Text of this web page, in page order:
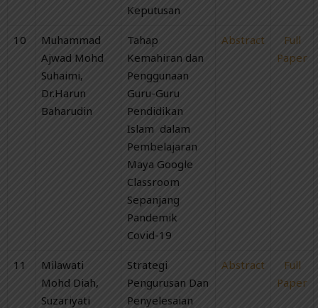
Keputusan
10
Muhammad
Ajwad Mohd
Suhaimi,
Dr.Harun
Baharudin
Tahap
Kemahiran dan
Penggunaan
Guru-Guru
Pendidikan
Islam dalam
Pembelajaran
Maya Google
Classroom
Sepanjang
Pandemik
Covid-19
Abstract
Full
Paper
11
Milawati
Mohd Diah,
Suzariyati
Strategi
Pengurusan Dan
Penyelesaian
Abstract
Full
Paper